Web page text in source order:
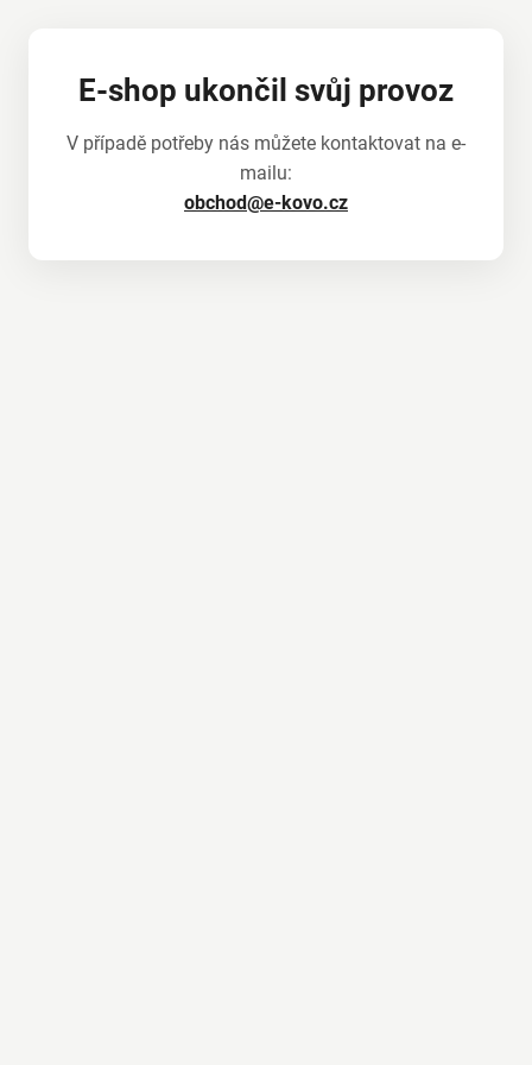
E-shop ukončil svůj provoz
V případě potřeby nás můžete kontaktovat na e-
mailu:
obchod@e-kovo.cz